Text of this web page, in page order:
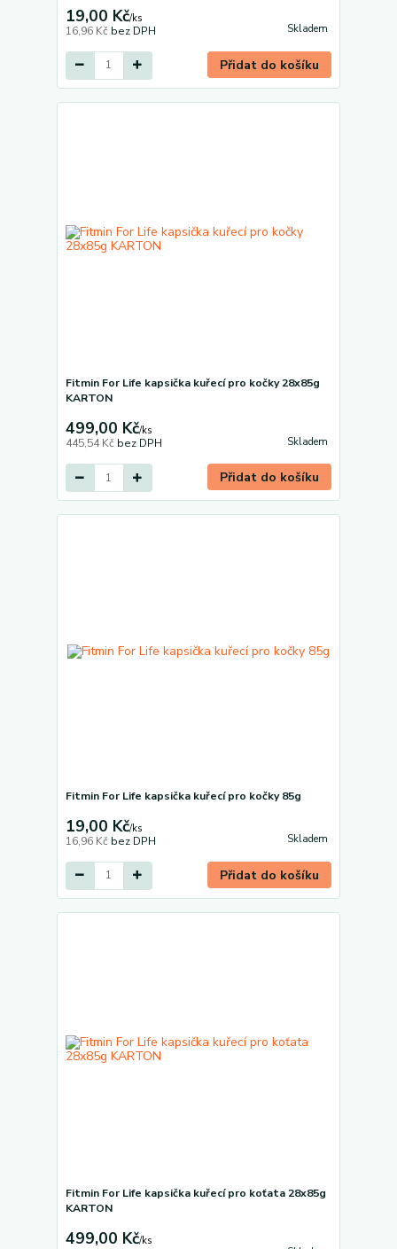
19,00 Kč/ks
16,96 Kč bez DPH Skladem
Přidat do košíku
Fitmin For Life kapsička kuřecí pro kočky 28x85g
KARTON
499,00 Kč/ks
445,54 Kč bez DPH Skladem
Přidat do košíku
Fitmin For Life kapsička kuřecí pro kočky 85g
19,00 Kč/ks
16,96 Kč bez DPH Skladem
Přidat do košíku
Fitmin For Life kapsička kuřecí pro koťata 28x85g
KARTON
499,00 Kč/ks